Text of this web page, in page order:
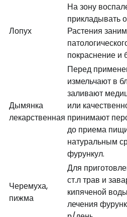
Лопух
На зону
прикладывать
Растения
покраснение и
Дымянка
лекарственная
Перед
измельчают в
заливают
или
принимают
до приема
натуральным
фурункул.
Черемуха,
пижма
Для
ст.л трав и
кипяченой
лечения